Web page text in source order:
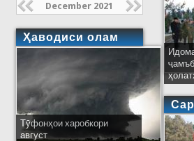
December 2021
Ҳаводиси олам
Тӯфонҳои харобкори
август